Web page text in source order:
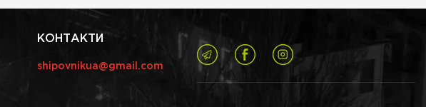
КОНТАКТИ
shipovnikua@gmail.com